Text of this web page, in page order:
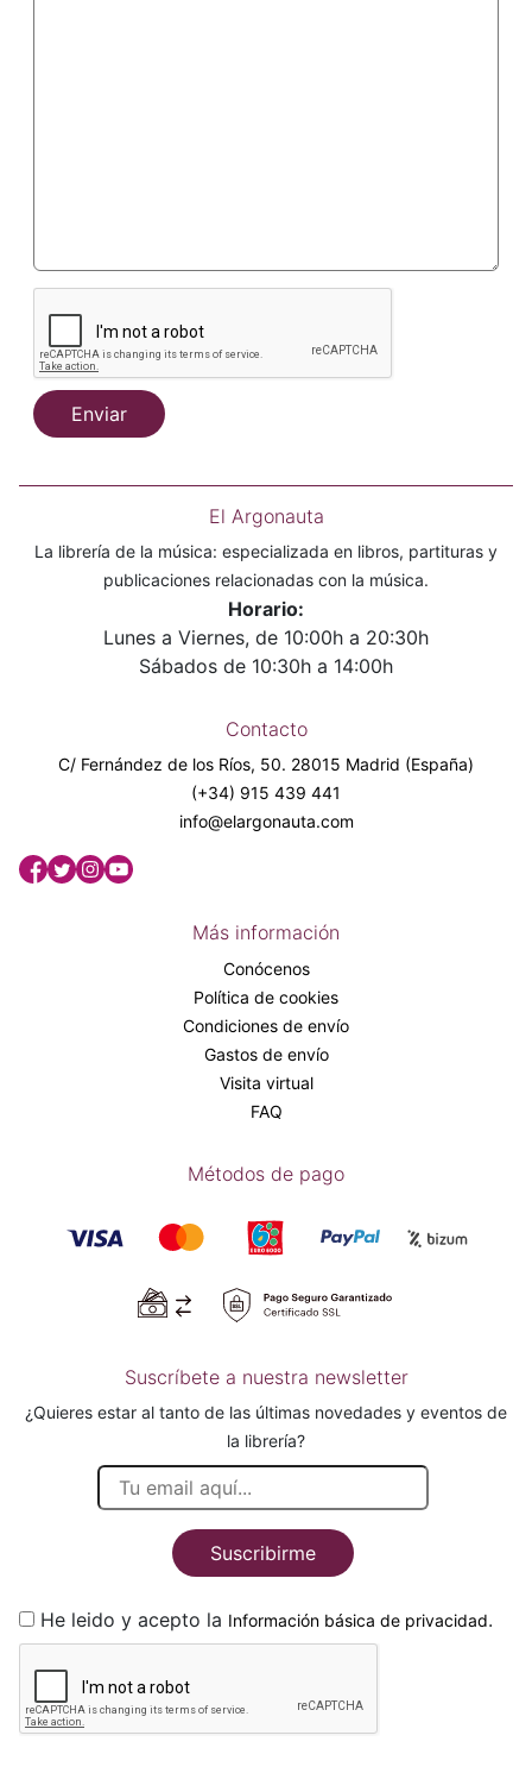
Enviar
El Argonauta
La librería de la música: especializada en libros, partituras y
publicaciones relacionadas con la música.
Horario:
Lunes a Viernes, de 10:00h a 20:30h
Sábados de 10:30h a 14:00h
Contacto
C/ Fernández de los Ríos, 50. 28015 Madrid (España)
(+34) 915 439 441
info@elargonauta.com
Más información
Conócenos
Política de cookies
Condiciones de envío
Gastos de envío
Visita virtual
FAQ
Métodos de pago
Suscríbete a nuestra newsletter
¿Quieres estar al tanto de las últimas novedades y eventos de
la librería?
Suscribirme
He leido y acepto la Información básica de privacidad.